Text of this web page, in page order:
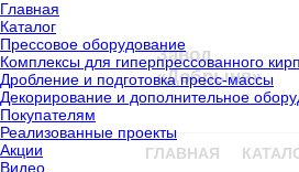
Главная
Каталог
Прессовое оборудование
Комплексы для гиперпрессованного
Дробление и подготовка пресс-массы
Декорирование и дополнительное
Покупателям
Реализованные проекты
Акции
Видео
Завод
«Добрыня»
ГЛАВНАЯ